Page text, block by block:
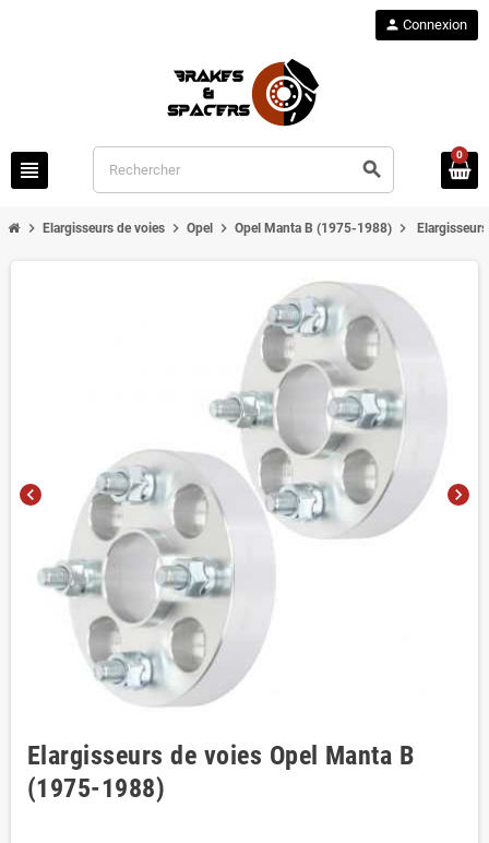
view_headline search
person Connexion
0
chevron_right Elargisseurs de voies chevron_right Opel chevron_right Opel Manta B (1975-1988) chevron_right
chevron_left chevron_right
Elargisseurs de voies Opel Manta B
(1975-1988)